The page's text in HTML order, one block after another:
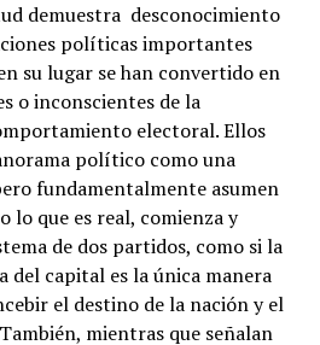
demuestra desconocimiento
políticas importantes
su lugar se han convertido en
o inconscientes de la
electoral. Ellos
político como una
fundamentalmente asumen
lo que es real, comienza y
de dos partidos, como si la
capital es la única manera
el destino de la nación y el
mientras que señalan